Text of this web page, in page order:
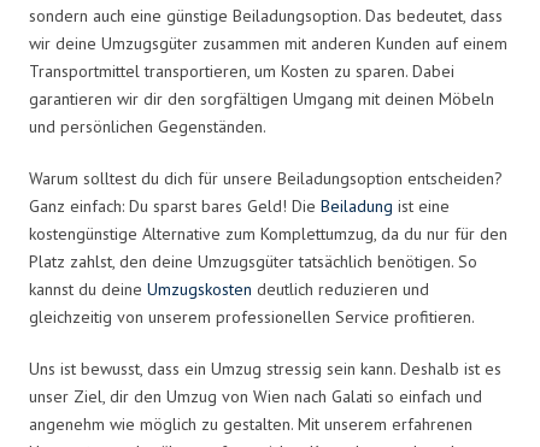
sondern auch eine günstige Beiladungsoption. Das bedeutet, dass
wir deine Umzugsgüter zusammen mit anderen Kunden auf einem
Transportmittel transportieren, um Kosten zu sparen. Dabei
garantieren wir dir den sorgfältigen Umgang mit deinen Möbeln
und persönlichen Gegenständen.
Warum solltest du dich für unsere Beiladungsoption entscheiden?
Ganz einfach: Du sparst bares Geld! Die Beiladung ist eine
kostengünstige Alternative zum Komplettumzug, da du nur für den
Platz zahlst, den deine Umzugsgüter tatsächlich benötigen. So
kannst du deine Umzugskosten deutlich reduzieren und
gleichzeitig von unserem professionellen Service profitieren.
Uns ist bewusst, dass ein Umzug stressig sein kann. Deshalb ist es
unser Ziel, dir den Umzug von Wien nach Galati so einfach und
angenehm wie möglich zu gestalten. Mit unserem erfahrenen